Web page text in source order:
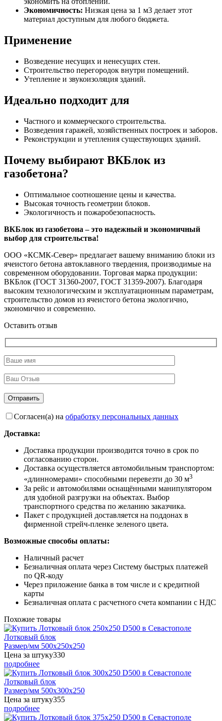
Экономичность: Низкая цена за 1 м3 делает этот
материал доступным для любого бюджета.
Применение
Возведение несущих и ненесущих стен.
Строительство перегородок внутри помещений.
Утепление и звукоизоляция зданий.
Идеально подходит для
Частного и коммерческого строительства.
Возведения гаражей, хозяйственных построек и заборов.
Реконструкции и утепления существующих зданий.
Почему выбирают ВКБлок из
газобетона?
Оптимальное соотношение цены и качества.
Высокая точность геометрии блоков.
Экологичность и пожаробезопасность.
ВКБлок из газобетона – это надежный и экономичный
выбор для строительства!
ООО «КСМК-Север» предлагает вашему вниманию блоки из
ячеистого бетона автоклавного твердения, производимые на
современном оборудовании. Торговая марка продукции:
ВКБлок (ГОСТ 31360-2007, ГОСТ 31359-2007). Благодаря
высоким технологическим и эксплуатационным параметрам,
строительство домов из ячеистого бетона экологично,
экономично и современно.
Оставить отзыв
Согласен(а) на обработку персональных данных
Доставка:
Доставка продукции производится точно в срок по
согласованию сторон.
Доставка осуществляется автомобильным транспортом:
«длинномерами» способными перевезти до 30 м3
За рейс и автомобилями оснащёнными манипулятором
для удобной разгрузки на объектах. Выбор
транспортного средства по желанию заказчика.
Пакет с продукцией доставляется на поддонах в
фирменной стрейч-пленке зеленого цвета.
Возможные способы оплаты:
Наличный расчет
Безналичная оплата через Систему быстрых платежей
по QR-коду
Через приложение банка в том числе и с кредитной
карты
Безналичная оплата с расчетного счета компании с НДС
Похожие товары
Лотковый блок
Размер/мм 500x250x250
Цена за штуку330
подробнее
Лотковый блок
Размер/мм 500x300x250
Цена за штуку355
подробнее